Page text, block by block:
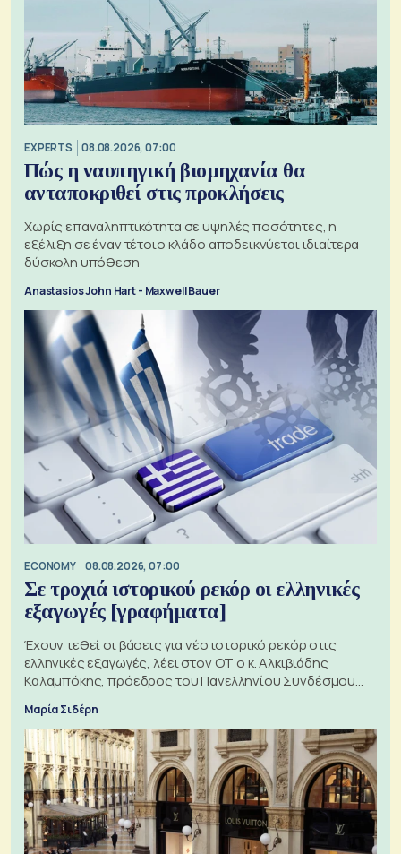
EXPERTS 08.08.2026, 07:00
Πώς η ναυπηγική βιομηχανία θα
ανταποκριθεί στις προκλήσεις
Χωρίς επαναληπτικότητα σε υψηλές ποσότητες, η
εξέλιξη σε έναν τέτοιο κλάδο αποδεικνύεται ιδιαίτερα
δύσκολη υπόθεση
Anastasios John Hart - Maxwell Bauer
ECONOMY 08.08.2026, 07:00
Σε τροχιά ιστορικού ρεκόρ οι ελληνικές
εξαγωγές [γραφήματα]
Έχουν τεθεί οι βάσεις για νέο ιστορικό ρεκόρ στις
ελληνικές εξαγωγές, λέει στον ΟΤ ο κ. Αλκιβιάδης
Καλαμπόκης, πρόεδρος του Πανελληνίου Συνδέσμου
Μαρία Σιδέρη